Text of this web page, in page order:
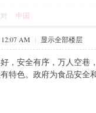
中国
AM | 显示全部楼层
，安全有序，万人空
特色。政府为食品安全